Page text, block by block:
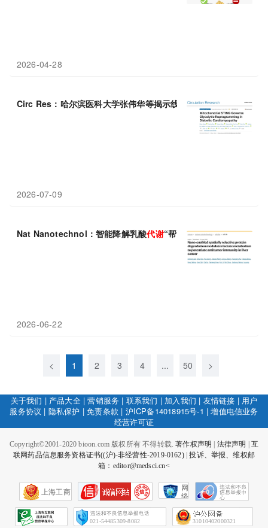
2026-04-28
Circ Res：哈尔滨医科大学张伟华等揭示线粒体STING驱动糖尿病
2026-07-09
Nat Nanotechnol：智能降解乳酸代谢“帮凶”，北京大学刘昭飞
2026-06-22
< 1 2 3 4 ... 50 >
关于我们 | 产品大全|营销服务 | 联系我们 | 加入我们 | 友情链接 | 用户
服务协议 | 隐私保护 |免责条款 | 沪ICP备14018915号-1 |增值电信业务
经营许可证
Copyright©2001-2020 bioon.com 版权所有 不得转载.著作权声明 法律声明
互
联网药品信息服务资格证书((沪)-非经营性-2019-0162)|投诉、举报、维权邮
箱：editor@medsci.cn<
上海工商
网
络
会
征
021-54485309-8082 31010402000321